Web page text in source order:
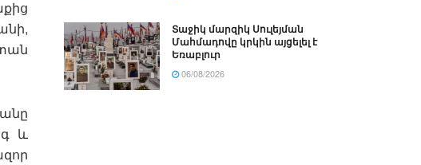
և
Տաջիկ մարզիկ Սուլեյման
Մահմադովը կրկին այցելել է
Եռաբլուր
06/08/2026